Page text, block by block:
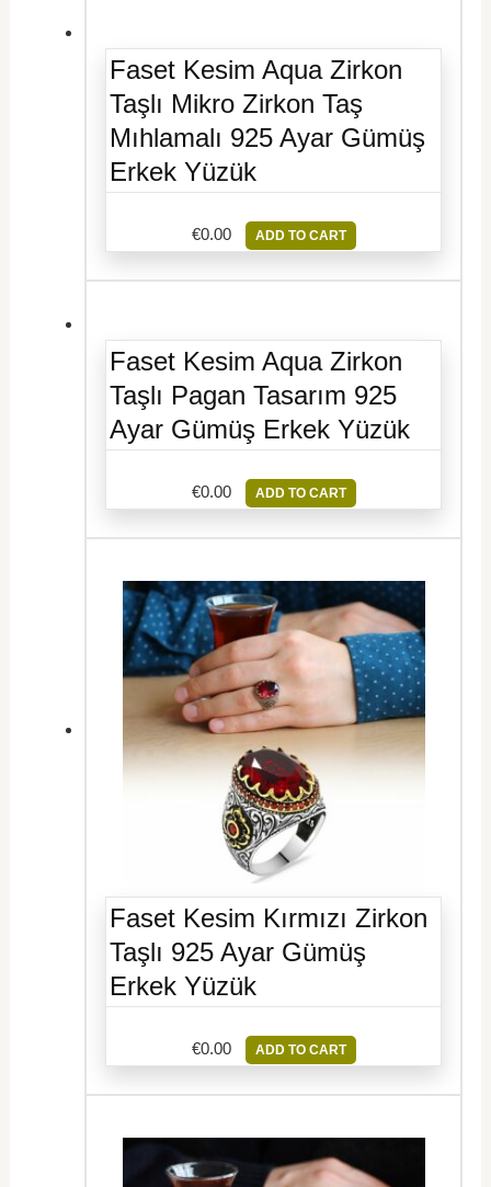
Faset Kesim Aqua Zirkon
Taşlı Mikro Zirkon Taş
Mıhlamalı 925 Ayar Gümüş
Erkek Yüzük
€0.00 ADD TO CART
Faset Kesim Aqua Zirkon
Taşlı Pagan Tasarım 925
Ayar Gümüş Erkek Yüzük
€0.00 ADD TO CART
Faset Kesim Kırmızı Zirkon
Taşlı 925 Ayar Gümüş
Erkek Yüzük
€0.00 ADD TO CART